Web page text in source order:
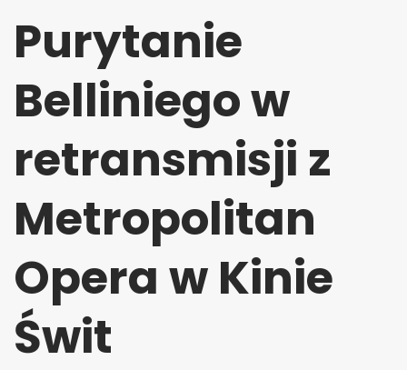
Purytanie
Belliniego w
retransmisji z
Metropolitan
Opera w Kinie
Świt